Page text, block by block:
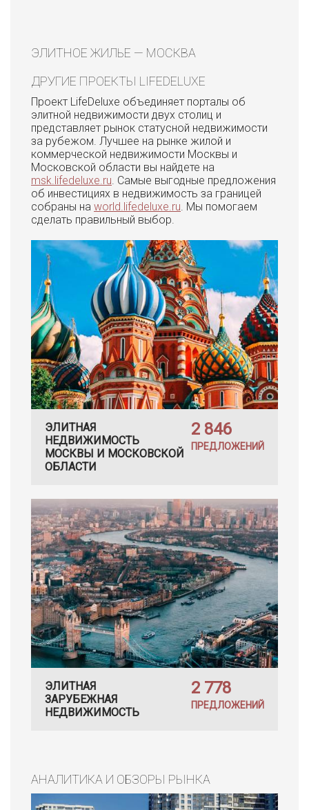
ЭЛИТНОЕ ЖИЛЬЕ — МОСКВА
ДРУГИЕ ПРОЕКТЫ LIFEDELUXE
Проект LifeDeluxe объединяет порталы об
элитной недвижимости двух столиц и
представляет рынок статусной недвижимости
за рубежом. Лучшее на рынке жилой и
коммерческой недвижимости Москвы и
Московской области вы найдете на
msk.lifedeluxe.ru . Самые выгодные предложения
об инвестициях в недвижимость за границей
собраны на world.lifedeluxe.ru . Мы помогаем
сделать правильный выбор.
ЭЛИТНАЯ
НЕДВИЖИМОСТЬ
МОСКВЫ И МОСКОВСКОЙ
ОБЛАСТИ
2 846
ПРЕДЛОЖЕНИЙ
ЭЛИТНАЯ
ЗАРУБЕЖНАЯ
НЕДВИЖИМОСТЬ
2 778
ПРЕДЛОЖЕНИЙ
АНАЛИТИКА И ОБЗОРЫ РЫНКА